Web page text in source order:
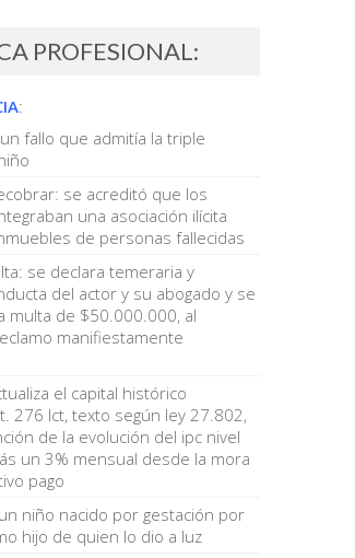
PROFESIONAL:
:
fallo que admitía la triple
se acreditó que los
una asociación ilícita
de personas fallecidas
se declara temeraria y
del actor y su abogado y se
multa de $50.000.000, al
manifiestamente
el capital histórico
276 lct, texto según ley 27.802,
de la evolución del ipc nivel
un 3% mensual desde la mora
pago
niño nacido por gestación por
hijo de quien lo dio a luz